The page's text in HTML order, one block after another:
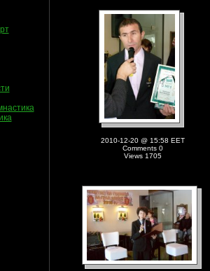
2010-12-20 @ 15:58 EET
Comments 0
Views 1705